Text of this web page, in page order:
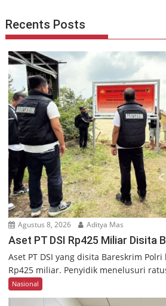
Recents Posts
Agustus 8, 2026 Aditya Mas
Aset PT DSI Rp425 Miliar Disita
Aset PT DSI yang disita Bareskrim
Rp425 miliar. Penyidik menelusuri
Nasional